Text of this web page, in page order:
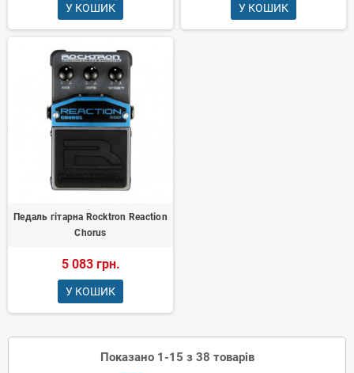
У КОШИК У КОШИК
Педаль гітарна Rocktron Reaction
Chorus
5 083 грн.
У КОШИК
Показано 1-15 з 38 товарів